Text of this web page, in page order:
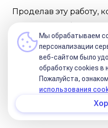
Проделав эту работу,
целителя, способного
страдающих
Эта статья
14 февраля 2023
Мы обрабатываем
персонализации
веб-сайтом было
обработку сookies в
Пожалуйста,
использования